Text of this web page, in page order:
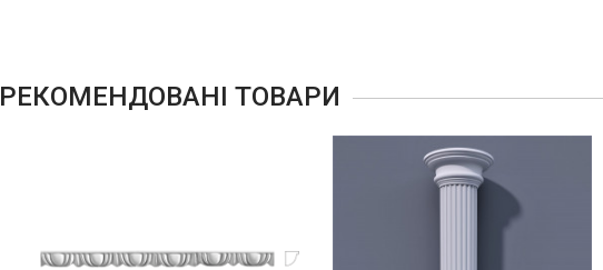
РЕКОМЕНДОВАНІ ТОВАРИ